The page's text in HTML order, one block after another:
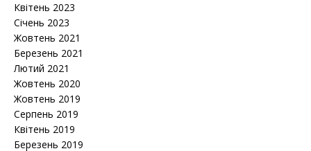
Квітень 2023
Січень 2023
Жовтень 2021
Березень 2021
Лютий 2021
Жовтень 2020
Жовтень 2019
Серпень 2019
Квітень 2019
Березень 2019